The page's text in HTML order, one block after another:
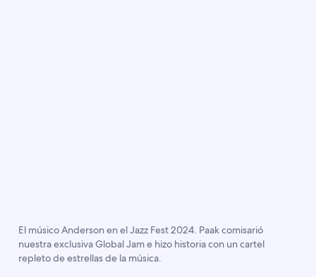
El músico Anderson en el Jazz Fest 2024. Paak comisarió
nuestra exclusiva Global Jam e hizo historia con un cartel
repleto de estrellas de la música.